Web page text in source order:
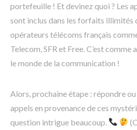
portefeuille ! Et devinez quoi ? Les
sont inclus dans les forfaits illimités
opérateurs télécoms français
Telecom, SFR et Free. C’est
le monde de la communication !
Alors, prochaine étape : répondre
appels en provenance de ces
question intrigue beaucoup.